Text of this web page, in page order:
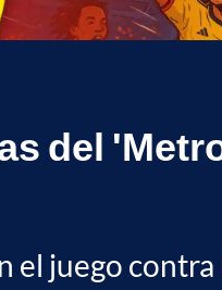
del
el juego